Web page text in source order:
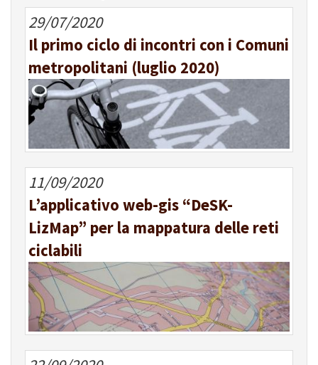
29/07/2020
Il primo ciclo di incontri con i Comuni
metropolitani (luglio 2020)
11/09/2020
L’applicativo web-gis “DeSK-
LizMap” per la mappatura delle reti
ciclabili